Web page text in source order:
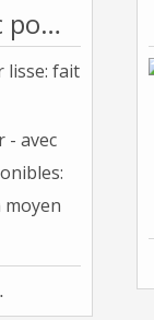
Cirage autobrillant Palc pour cuir lisse: fait briller le cuir sans frotter
- avec